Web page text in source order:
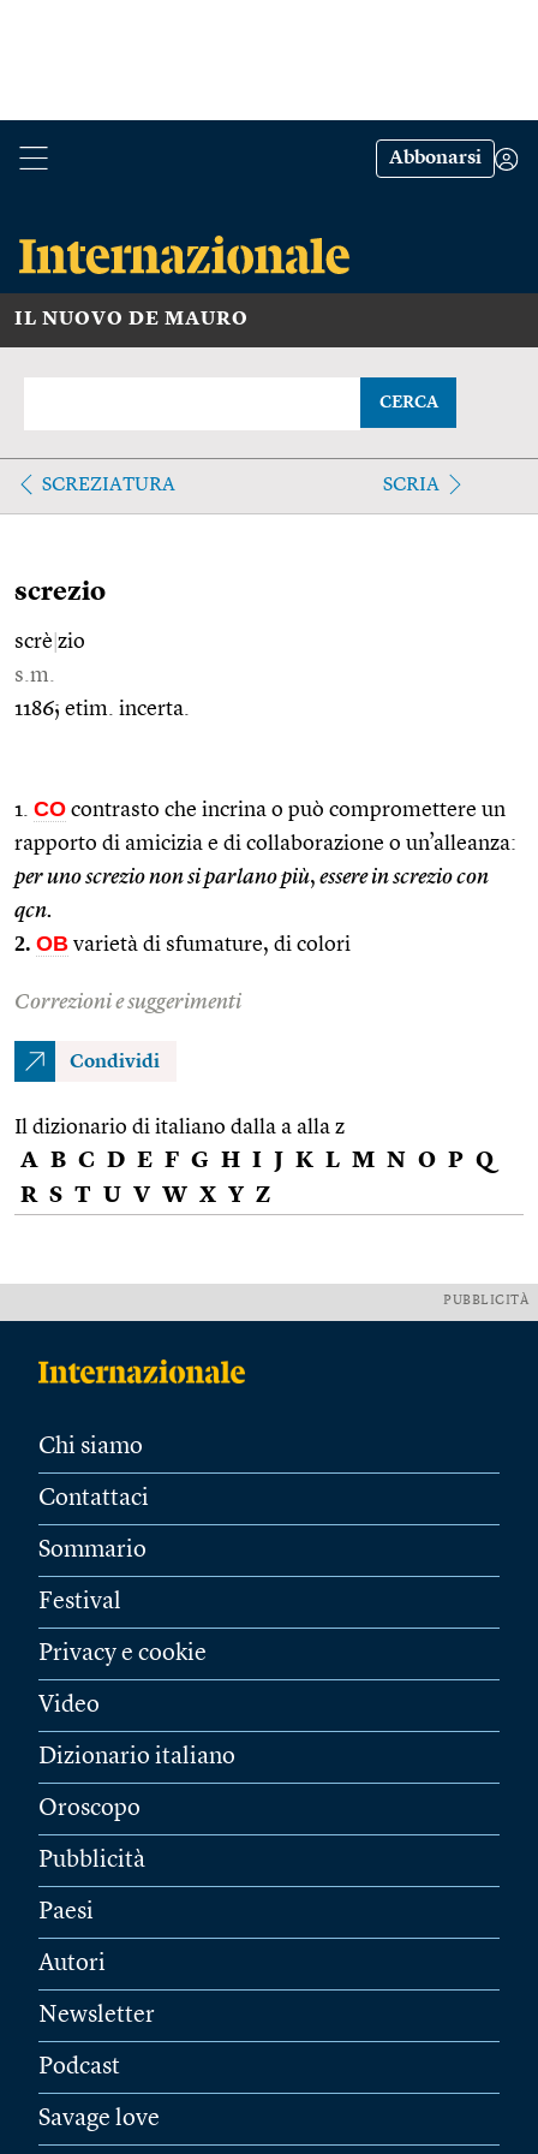
Abbonarsi
IL NUOVO DE MAURO
CERCA
SCREZIATURA SCRIA
screzio
scrè zio
s.m.
1186; etim. incerta.
1. CO contrasto che incrina o può compromettere un
rapporto di amicizia e di collaborazione o un’alleanza:
per uno screzio non si parlano più, essere in screzio con
qcn.
2. OB varietà di sfumature, di colori
Correzioni e suggerimenti
Condividi
Il dizionario di italiano dalla a alla z
A B C D E F G H I J K L M N O P Q
R S T U V W X Y Z
PUBBLICITÀ
Chi siamo
Contattaci
Sommario
Festival
Privacy e cookie
Video
Dizionario italiano
Oroscopo
Pubblicità
Paesi
Autori
Newsletter
Podcast
Savage love